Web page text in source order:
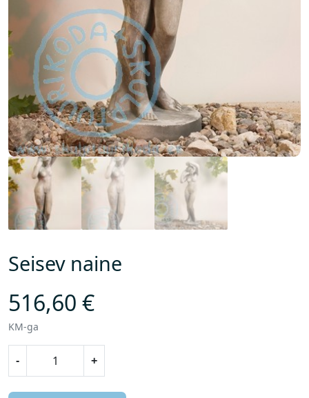
Seisev naine
516,60 €
KM-ga
- +